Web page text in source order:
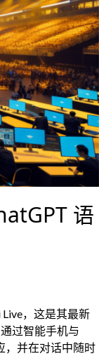
语
Live，这是其最新
过智能手机与
，并在对话中随时